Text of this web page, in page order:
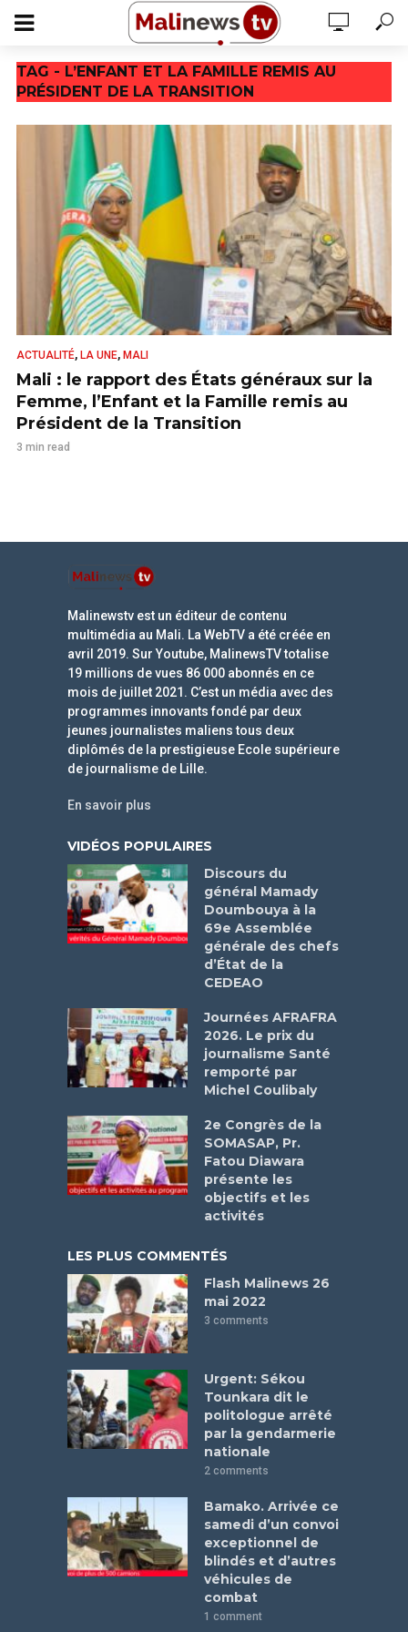
TAG - L’ENFANT ET LA FAMILLE REMIS AU
PRÉSIDENT DE LA TRANSITION
ACTUALITÉ, LA UNE, MALI
Mali : le rapport des États généraux sur la
Femme, l’Enfant et la Famille remis au
Président de la Transition
3 min read
Malinewstv est un éditeur de contenu
multimédia au Mali. La WebTV a été créée en
avril 2019. Sur Youtube, MalinewsTV totalise
19 millions de vues 86 000 abonnés en ce
mois de juillet 2021. C’est un média avec des
programmes innovants fondé par deux
jeunes journalistes maliens tous deux
diplômés de la prestigieuse Ecole supérieure
de journalisme de Lille.
En savoir plus
VIDÉOS POPULAIRES
Discours du
général Mamady
Doumbouya à la
69e Assemblée
générale des chefs
d’État de la
CEDEAO
Journées AFRAFRA
2026. Le prix du
journalisme Santé
remporté par
Michel Coulibaly
2e Congrès de la
SOMASAP, Pr.
Fatou Diawara
présente les
objectifs et les
activités
LES PLUS COMMENTÉS
Flash Malinews 26
mai 2022
3 comments
Urgent: Sékou
Tounkara dit le
politologue arrêté
par la gendarmerie
nationale
2 comments
Bamako. Arrivée ce
samedi d’un convoi
exceptionnel de
blindés et d’autres
véhicules de
combat
1 comment